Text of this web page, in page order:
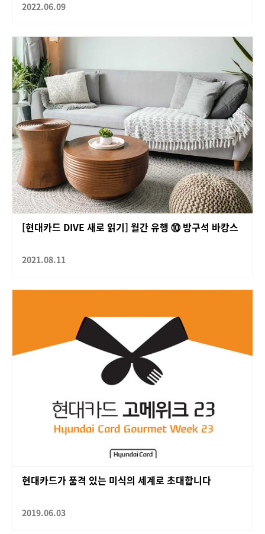
2022.06.09
[현대카드 DIVE 새로 읽기] 월간 유행 ⑩ 방구석 바캉스
2021.08.11
현대카드가 품격 있는 미식의 세계로 초대합니다
2019.06.03